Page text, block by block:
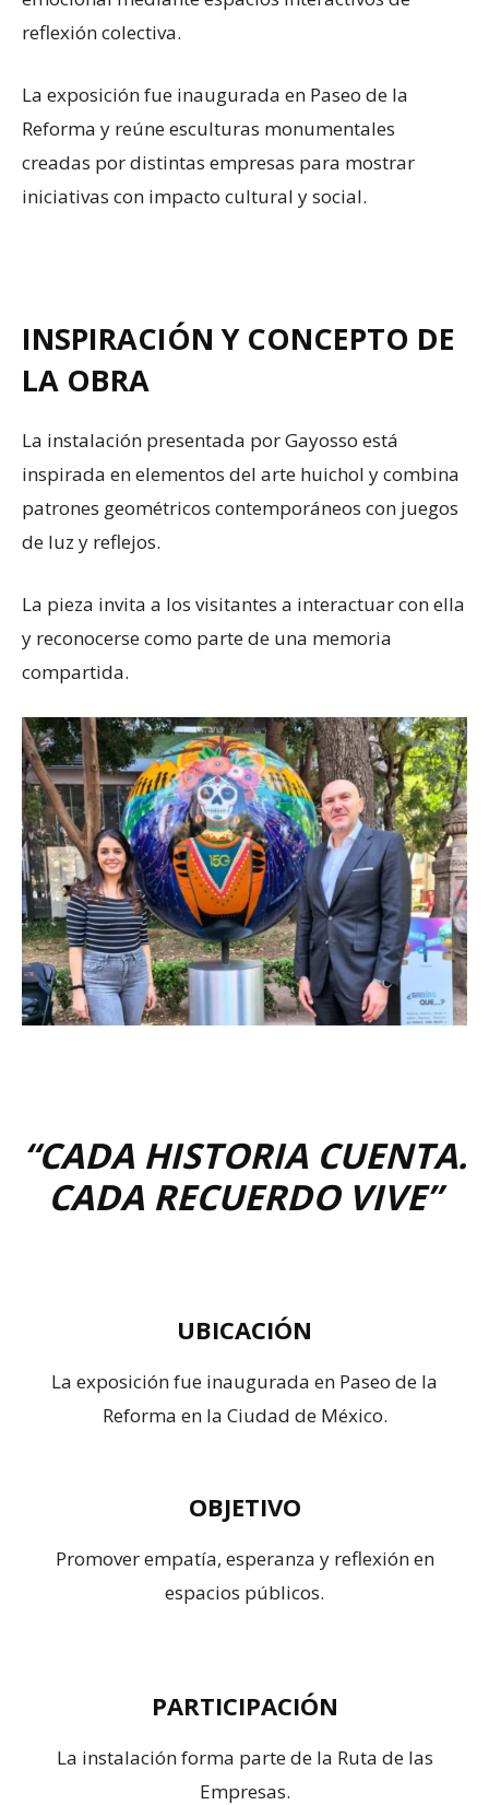
reflexión colectiva.
La exposición fue inaugurada en Paseo de la
Reforma y reúne esculturas monumentales
creadas por distintas empresas para mostrar
iniciativas con impacto cultural y social.
INSPIRACIÓN Y CONCEPTO DE
LA OBRA
La instalación presentada por Gayosso está
inspirada en elementos del arte huichol y combina
patrones geométricos contemporáneos con juegos
de luz y reflejos.
La pieza invita a los visitantes a interactuar con ella
y reconocerse como parte de una memoria
compartida.
“CADA HISTORIA CUENTA.
CADA RECUERDO VIVE”
UBICACIÓN
La exposición fue inaugurada en Paseo de la
Reforma en la Ciudad de México.
OBJETIVO
Promover empatía, esperanza y reflexión en
espacios públicos.
PARTICIPACIÓN
La instalación forma parte de la Ruta de las
Empresas.